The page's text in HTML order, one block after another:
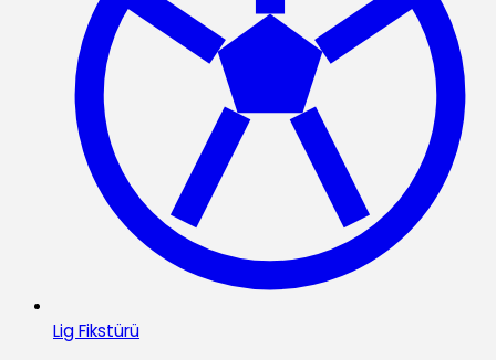
Lig Fikstürü